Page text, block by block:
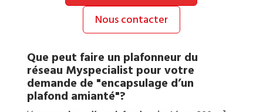
Nous contacter
Que peut faire un plafonneur du
réseau Myspecialist pour votre
demande de "encapsulage d’un
plafond amianté"?